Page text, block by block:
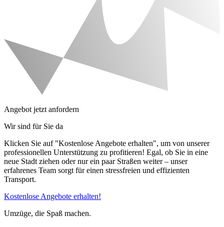
Angebot jetzt anfordern
Wir sind für Sie da
Klicken Sie auf "Kostenlose Angebote erhalten", um von unserer
professionellen Unterstützung zu profitieren! Egal, ob Sie in eine
neue Stadt ziehen oder nur ein paar Straßen weiter – unser
erfahrenes Team sorgt für einen stressfreien und effizienten
Transport.
Kostenlose Angebote erhalten!
Umzüge, die Spaß machen.